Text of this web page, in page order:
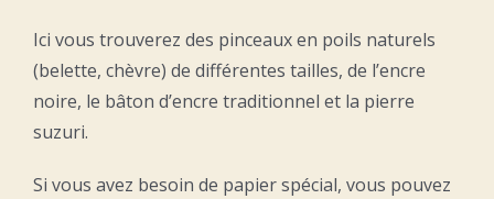
Ici vous trouverez des pinceaux en poils naturels
(belette, chèvre) de différentes tailles, de l’encre
noire, le bâton d’encre traditionnel et la pierre
suzuri.
Si vous avez besoin de papier spécial, vous pouvez